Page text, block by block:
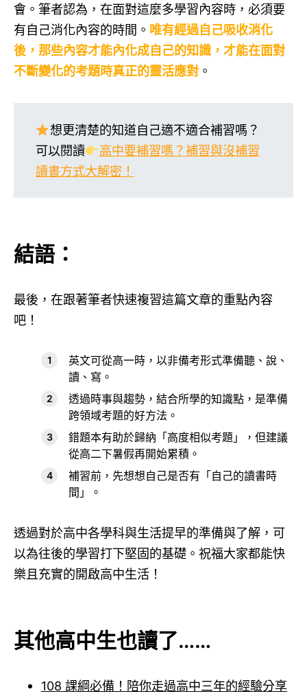
會。筆者認為，在面對這麼多學習內容時，必須要
有自己消化內容的時間。 唯有經過自己吸收消化
後，那些內容才能內化成自己的知識，才能在面對
不斷變化的考題時真正的靈活應對 。
想更清楚的知道自己適不適合補習嗎？
可以閱讀
高中要補習嗎？補習與沒補習
讀書方式大解密！
結語：
最後，在跟著筆者快速複習這篇文章的重點內容
吧！
英文可從高一時，以非備考形式準備聽、說、
讀、寫。
透過時事與趨勢，結合所學的知識點，是準備
跨領域考題的好方法。
錯題本有助於歸納「高度相似考題」，但建議
從高二下暑假再開始累積。
補習前，先想想自己是否有「自己的讀書時
間」。
透過對於高中各學科與生活提早的準備與了解，可
以為往後的學習打下堅固的基礎。祝福大家都能快
樂且充實的開啟高中生活！
其他高中生也讀了……
108 課綱必備！陪你走過高中三年的經驗分享